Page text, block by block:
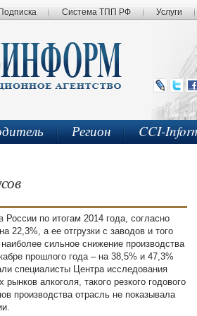
Подписка Система ТПП РФ Услуги
Регион CCI-
по итогам 2014 года, согласно
22,3%, а ее отгрузки с заводов и того
сильное снижение производства
прошлого года – на 38,5% и 47,3%
специалисты Центра исследования
алкоголя, такого резкого годового
производства отрасль не показывала